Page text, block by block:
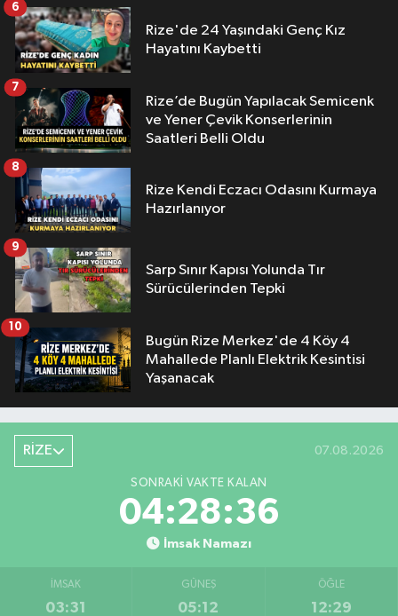
Rize'de 24 Yaşındaki Genç Kız
Hayatını Kaybetti
6
Rize’de Bugün Yapılacak Semicenk
ve Yener Çevik Konserlerinin
Saatleri Belli Oldu
7
Rize Kendi Eczacı Odasını Kurmaya
Hazırlanıyor
8
Sarp Sınır Kapısı Yolunda Tır
Sürücülerinden Tepki
9
Bugün Rize Merkez'de 4 Köy 4
Mahallede Planlı Elektrik Kesintisi
Yaşanacak
10
RİZE 07.08.2026
SONRAKI VAKTE KALAN
04:28:35
İmsak Namazı
İMSAK
03:31
GÜNEŞ
05:12
ÖĞLE
12:29